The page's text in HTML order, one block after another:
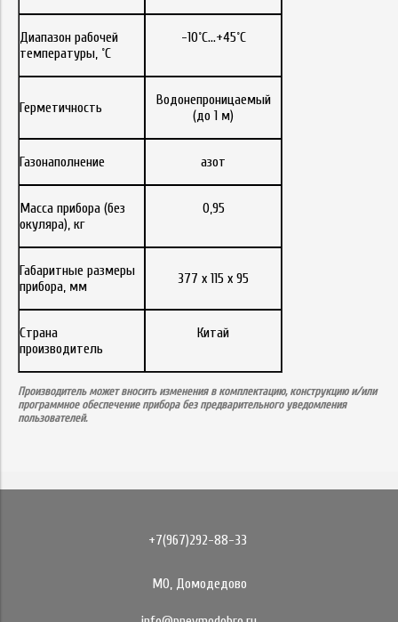
Диапазон рабочей
температуры, ˚С
-10˚С…+45˚С
Герметичность
Водонепроницаемый
(до 1 м)
Газонаполнение азот
Масса прибора (без
окуляра), кг
0,95
Габаритные размеры
прибора, мм
377 х 115 х 95
Страна
производитель
Китай
Производитель может вносить изменения в комплектацию, конструкцию и/или
программное обеспечение прибора без предварительного уведомления
пользователей.
+7(967)292-88-33
МО, Домодедово